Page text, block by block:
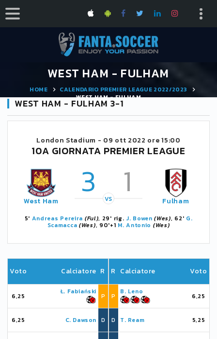
WEST HAM - FULHAM
HOME
CALENDARIO PREMIER LEAGUE 2022/2023
WEST HAM - FULHAM
WEST HAM - FULHAM 3-1
London Stadium - 09 ott 2022 ore 15:00
10A GIORNATA PREMIER LEAGUE
West Ham 3 1
VS Fulham
5' Andreas Pereira (Ful), 29' rig. J. Bowen (Wes), 62' G.
Scamacca (Wes), 90'+1 M. Antonio (Wes)
Voto Calciatore R
6,25
Ł. Fabiański
P
6,25 C. Dawson D
R Calciatore Voto
P
B. Leno
6,25
D T. Ream 5,25